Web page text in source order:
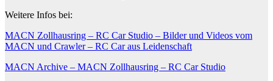
Weitere Infos bei:
MACN Zollhausring – RC Car Studio – Bilder und Videos vom
MACN und Crawler – RC Car aus Leidenschaft
MACN Archive – MACN Zollhausring – RC Car Studio